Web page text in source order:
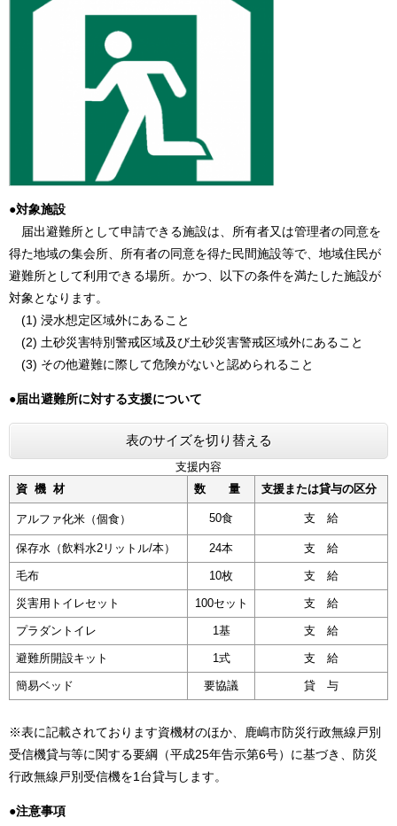
●対象施設
届出避難所として申請できる施設は、所有者又は管理者の同意を
得た地域の集会所、所有者の同意を得た民間施設等で、地域住民が
避難所として利用できる場所。かつ、以下の条件を満たした施設が
対象となります。
(1) 浸水想定区域外にあること
(2) 土砂災害特別警戒区域及び土砂災害警戒区域外にあること
(3) その他避難に際して危険がないと認められること​
●届出避難所に対する支援​について
表のサイズを切り替える
支援内容
資 機 材
数 量 支援または貸与の区分
アルファ化米（個食） 50食 支 給
保存水（飲料水2リットル/本） 24本 支 給
毛布 10枚 支 給
災害用トイレセット 100セット 支 給
プラダントイレ 1基 支 給
避難所開設キット 1式 支 給
簡易ベッド 要協議 貸 与
​※表に記載されております資機材のほか、鹿嶋市防災行政無線戸別
受信機貸与等に関する要綱（平成25年告示第6号）に基づき、防災
行政無線戸別受信機を1台貸与します。
●注意事項